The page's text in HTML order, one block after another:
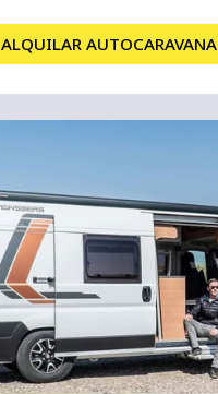
ALQUILAR AUTOCARAVANA